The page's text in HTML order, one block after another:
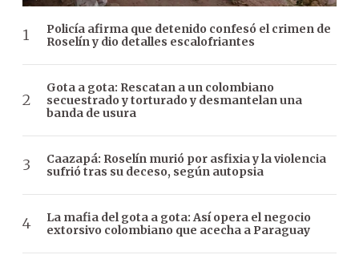
Policía afirma que detenido confesó el crimen de
Roselín y dio detalles escalofriantes
Gota a gota: Rescatan a un colombiano
secuestrado y torturado y desmantelan una
banda de usura
Caazapá: Roselín murió por asfixia y la violencia
sufrió tras su deceso, según autopsia
La mafia del gota a gota: Así opera el negocio
extorsivo colombiano que acecha a Paraguay